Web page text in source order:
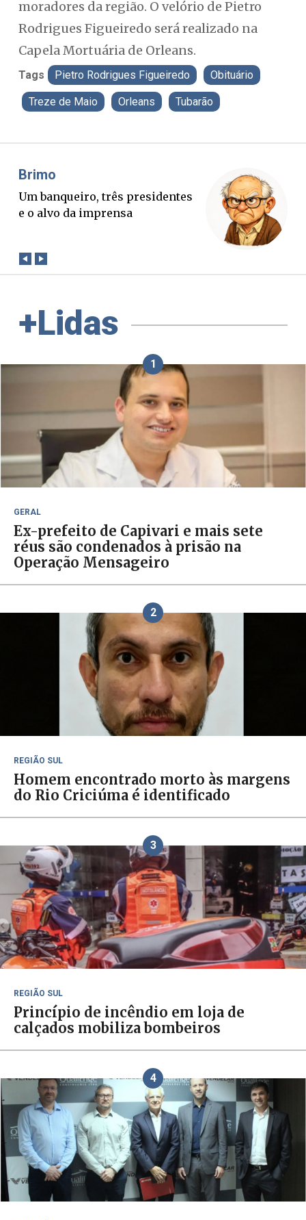
moradores da região. O velório de Pietro
Rodrigues Figueiredo será realizado na
Capela Mortuária de Orleans.
Tags Pietro Rodrigues Figueiredo Obituário
Treze de Maio Orleans Tubarão
Misael Elias
O Boato corre mais rápido que a
verdade. Mas quem paga a
+Lidas
1
GERAL
Ex-prefeito de Capivari e mais sete
réus são condenados à prisão na
Operação Mensageiro
2
REGIÃO SUL
Homem encontrado morto às margens
do Rio Criciúma é identificado
3
REGIÃO SUL
Princípio de incêndio em loja de
calçados mobiliza bombeiros
4